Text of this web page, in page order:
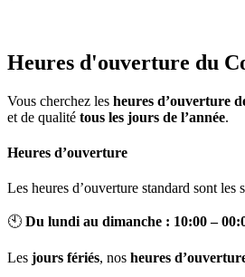
Heures d'ouverture du
Vous cherchez les heures d’ouverture
et de qualité tous les jours de l’année.
Heures d’ouverture
Les heures d’ouverture standard sont les
🕙 Du lundi au dimanche : 10:00 –
Les jours fériés, nos heures